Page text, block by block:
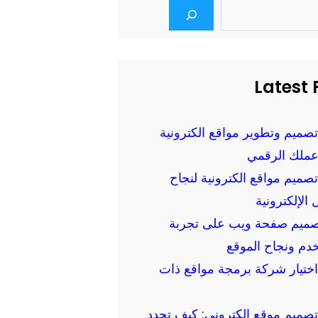
Latest
وتطوير مواقع الكترونية
الرقمي
مواقع الكترونية لنجاح
الإلكترونية
تصميم صفحة ويب على تجربة
ونجاح الموقع
شركة برمجة مواقع ذات
موقع الكتروني: كيف تحدد